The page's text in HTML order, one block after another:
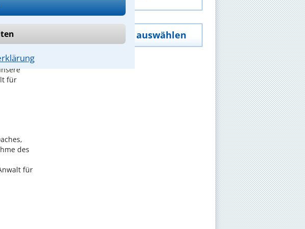
wie
für
des
für
Schwerpunkt auswählen